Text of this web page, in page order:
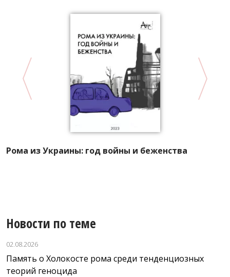
Рома из Украины: год войны и беженства
Новости по теме
02.08.2026
Память о Холокосте рома среди тенденциозных
теорий геноцида